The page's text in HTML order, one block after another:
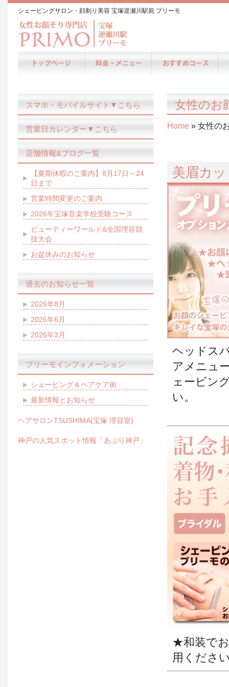
シェービングサロン・顔剃り美容 宝塚逆瀬川駅前 プリーモ
女性のお
Home » 女性の
美眉カ
ヘッドス
アメニュ
ェービン
い。
★和装で
用くださ
スマホ・モバイルサイト▼こちら
営業日カレンダー▼こちら
店舗情報&ブログ一覧
【夏期休暇のご案内】8月17日～24
日まで
営業時間変更のご案内
2026年宝塚音楽学校受験コース
ビューティーワールド&全国理容競
技大会
お盆休みのお知らせ
過去のお知らせ一覧
2026年8月
2026年6月
2026年3月
プリーモインフォメーション
シェービング＆ヘアケア術
最新情報とお知らせ
ヘアサロンTSUSHIMA(宝塚 理容室)
神戸の人気スポット情報「あぷり神戸」